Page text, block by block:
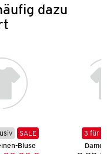
dazu
SALE
Bluse
3 für 2